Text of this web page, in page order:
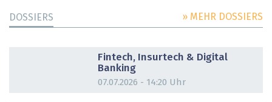
DOSSIERS » MEHR DOSSIERS
Fintech, Insurtech & Digital
Banking
07.07.2026 - 14:20 Uhr